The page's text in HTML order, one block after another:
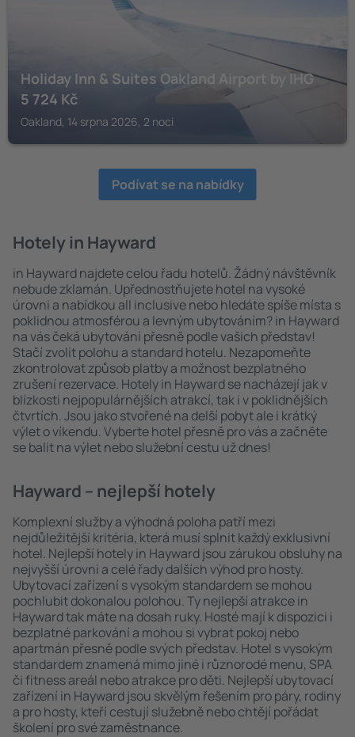
Holiday Inn & Suites Oakland Airport by IHG
5 724 Kč
Oakland, 14 srpna 2026, 2 noci
Podívat se na nabídky
Hotely in Hayward
in Hayward najdete celou řadu hotelů. Žádný návštěvník
nebude zklamán. Upřednostňujete hotel na vysoké
úrovni a nabídkou all inclusive nebo hledáte spíše místa s
poklidnou atmosférou a levným ubytováním? in Hayward
na vás čeká ubytování přesně podle vašich představ!
Stačí zvolit polohu a standard hotelu. Nezapomeňte
zkontrolovat způsob platby a možnost bezplatného
zrušení rezervace. Hotely in Hayward se nacházejí jak v
blízkosti nejpopulárnějších atrakcí, tak i v poklidnějších
čtvrtích. Jsou jako stvořené na delší pobyt ale i krátký
výlet o víkendu. Vyberte hotel přesně pro vás a začněte
se balit na výlet nebo služební cestu už dnes!
Hayward – nejlepší hotely
Komplexní služby a výhodná poloha patří mezi
nejdůležitější kritéria, která musí splnit každý exklusivní
hotel. Nejlepší hotely in Hayward jsou zárukou obsluhy na
nejvyšší úrovni a celé řady dalších výhod pro hosty.
Ubytovací zařízení s vysokým standardem se mohou
pochlubit dokonalou polohou. Ty nejlepší atrakce in
Hayward tak máte na dosah ruky. Hosté mají k dispozici i
bezplatné parkování a mohou si vybrat pokoj nebo
apartmán přesně podle svých představ. Hotel s vysokým
standardem znamená mimo jiné i různorodé menu, SPA
či fitness areál nebo atrakce pro děti. Nejlepší ubytovací
zařízení in Hayward jsou skvělým řešením pro páry, rodiny
a pro hosty, kteří cestují služebně nebo chtějí pořádat
školení pro své zaměstnance.